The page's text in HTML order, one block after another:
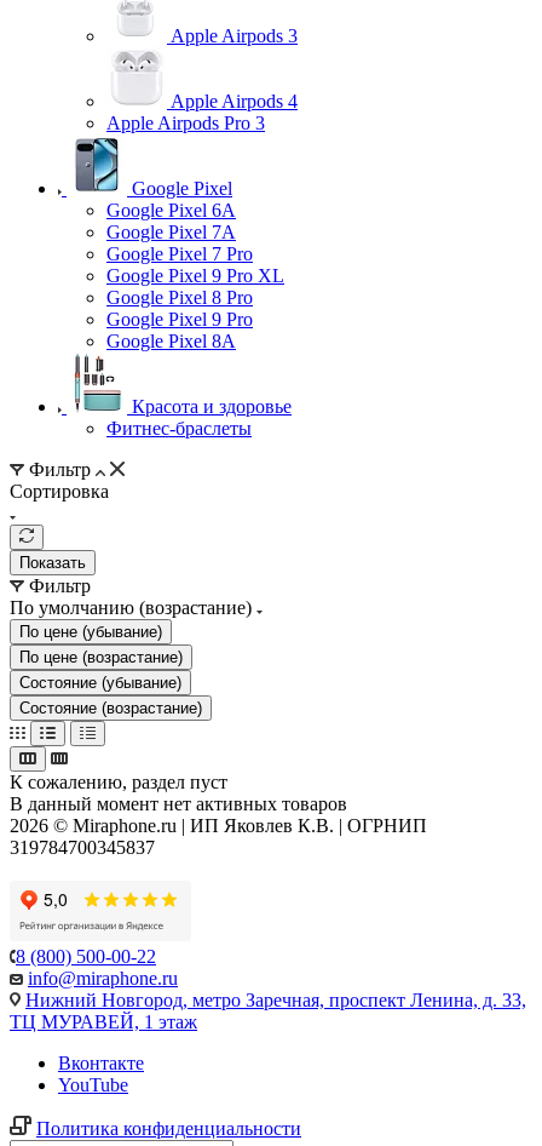
Apple Airpods 3
Apple Airpods 4
Apple Airpods Pro 3
Google Pixel
Google Pixel 6A
Google Pixel 7А
Google Pixel 7 Pro
Google Pixel 9 Pro XL
Google Pixel 8 Pro
Google Pixel 9 Pro
Google Pixel 8A
Красота и здоровье
Фитнес-браслеты
Фильтр
Сортировка
Показать
Фильтр
По умолчанию (возрастание)
По цене (убывание)
По цене (возрастание)
Состояние (убывание)
Состояние (возрастание)
К сожалению, раздел пуст
В данный момент нет активных товаров
2026 © Miraphone.ru | ИП Яковлев К.В. | ОГРНИП
319784700345837
8 (800) 500-00-22
info@miraphone.ru
Нижний Новгород, метро Заречная, проспект Ленина, д. 33,
ТЦ МУРАВЕЙ, 1 этаж
Вконтакте
YouTube
Политика конфиденциальности